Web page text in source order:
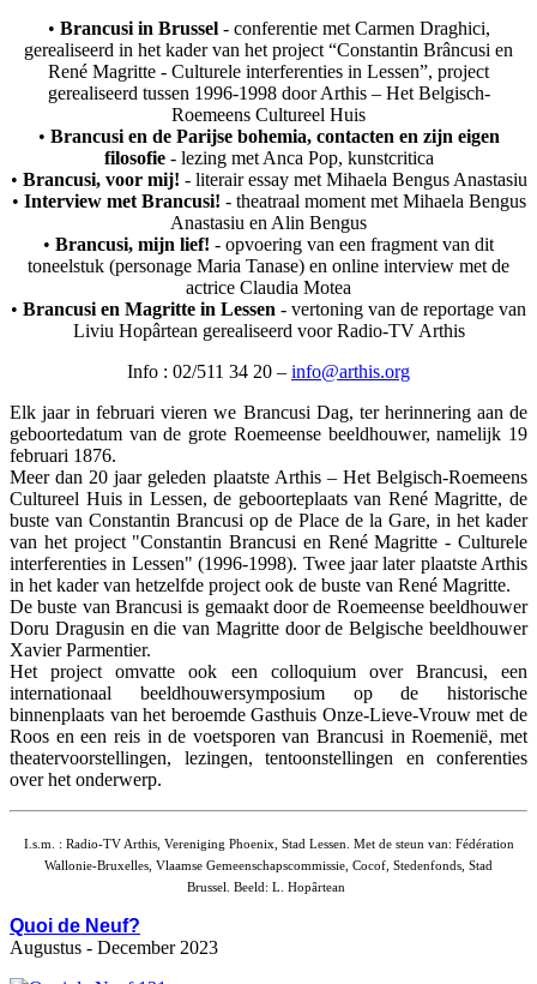
• Brancusi in Brussel- conferentie met Carmen Draghici,
gerealiseerd in het kader van het project “Constantin Brâncusi en
René Magritte - Culturele interferenties in Lessen”, project
gerealiseerd tussen 1996-1998 door Arthis – Het Belgisch-
Roemeens Cultureel Huis
• Brancusi en de Parijse bohemia, contacten en zijn eigen
filosofie- lezing met Anca Pop, kunstcritica
• Brancusi, voor mij! - literair essay met Mihaela Bengus Anastasiu
• Interview met Brancusi! - theatraal moment met Mihaela Bengus
Anastasiu en Alin Bengus
• Brancusi, mijn lief! - opvoering van een fragment van dit
toneelstuk (personage Maria Tanase) en online interview met de
actrice Claudia Motea
• Brancusi en Magritte in Lessen - vertoning van de reportage van
Liviu Hopârtean gerealiseerd voor Radio-TV Arthis
Info : 02/511 34 20 – info@arthis.org
Elk jaar in februari vieren we Brancusi Dag, ter herinnering aan de
geboortedatum van de grote Roemeense beeldhouwer, namelijk 19
februari 1876.
Meer dan 20 jaar geleden plaatste Arthis – Het Belgisch-Roemeens
Cultureel Huis in Lessen, de geboorteplaats van René Magritte, de
buste van Constantin Brancusi op de Place de la Gare, in het kader
van het project "Constantin Brancusi en René Magritte - Culturele
interferenties in Lessen" (1996-1998). Twee jaar later plaatste Arthis
in het kader van hetzelfde project ook de buste van René Magritte.
De buste van Brancusi is gemaakt door de Roemeense beeldhouwer
Doru Dragusin en die van Magritte door de Belgische beeldhouwer
Xavier Parmentier.
Het project omvatte ook een colloquium over Brancusi, een
internationaal beeldhouwersymposium op de historische
binnenplaats van het beroemde Gasthuis Onze-Lieve-Vrouw met de
Roos en een reis in de voetsporen van Brancusi in Roemenië, met
theatervoorstellingen, lezingen, tentoonstellingen en conferenties
over het onderwerp.
I.s.m. : Radio-TV Arthis, Vereniging Phoenix, Stad Lessen. Met de steun van: Fédération
Wallonie-Bruxelles, Vlaamse Gemeenschapscommissie, Cocof, Stedenfonds, Stad
Brussel. Beeld: L. Hopârtean
Quoi de Neuf?
Augustus - December 2023